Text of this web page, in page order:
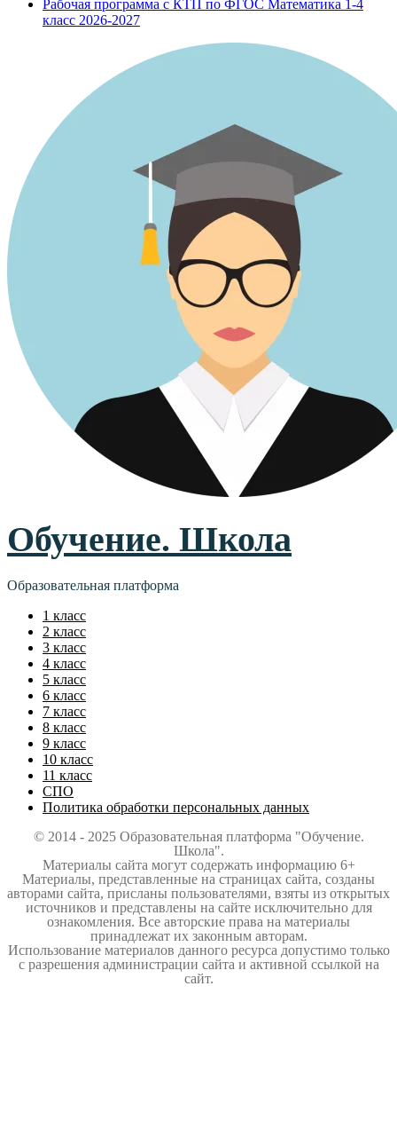
Рабочая программа с КТП по ФГОС Математика 1-4
класс 2026-2027
Обучение. Школа
Образовательная платформа
1 класс
2 класс
3 класс
4 класс
5 класс
6 класс
7 класс
8 класс
9 класс
10 класс
11 класс
СПО
Политика обработки персональных данных
© 2014 - 2025 Образовательная платформа "Обучение.
Школа".
Материалы сайта могут содержать информацию 6+
Материалы, представленные на страницах сайта, созданы
авторами сайта, присланы пользователями, взяты из открытых
источников и представлены на сайте исключительно для
ознакомления. Все авторские права на материалы
принадлежат их законным авторам.
Использование материалов данного ресурса допустимо только
с разрешения администрации сайта и активной ссылкой на
сайт.